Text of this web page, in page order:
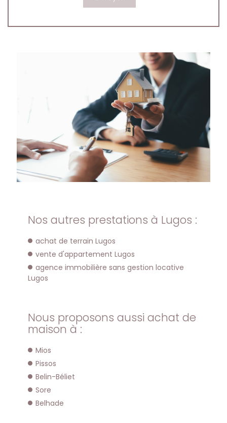
Nos autres prestations à Lugos :
achat de terrain Lugos
vente d'appartement Lugos
agence immobilière sans gestion locative
Lugos
Nous proposons aussi achat de
maison à :
Mios
Pissos
Belin-Béliet
Sore
Belhade